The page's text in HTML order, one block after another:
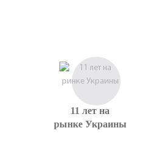
11 лет на
рынке Украины